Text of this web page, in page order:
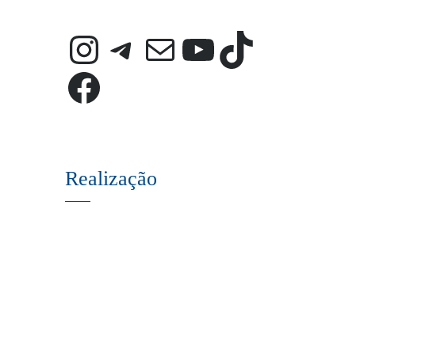
Instagram
Telegram
E-mail
Youtube
TikTok
Facebook
Realização